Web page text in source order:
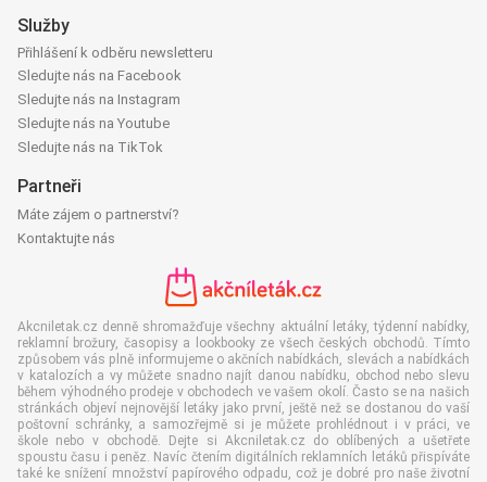
Služby
Přihlášení k odběru newsletteru
Sledujte nás na Facebook
Sledujte nás na Instagram
Sledujte nás na Youtube
Sledujte nás na TikTok
Partneři
Máte zájem o partnerství?
Kontaktujte nás
Akcniletak.cz denně shromažďuje všechny aktuální letáky, týdenní nabídky,
reklamní brožury, časopisy a lookbooky ze všech českých obchodů. Tímto
způsobem vás plně informujeme o akčních nabídkách, slevách a nabídkách
v katalozích a vy můžete snadno najít danou nabídku, obchod nebo slevu
během výhodného prodeje v obchodech ve vašem okolí. Často se na našich
stránkách objeví nejnovější letáky jako první, ještě než se dostanou do vaší
poštovní schránky, a samozřejmě si je můžete prohlédnout i v práci, ve
škole nebo v obchodě. Dejte si Akcniletak.cz do oblíbených a ušetřete
spoustu času i peněz. Navíc čtením digitálních reklamních letáků přispíváte
také ke snížení množství papírového odpadu, což je dobré pro naše životní